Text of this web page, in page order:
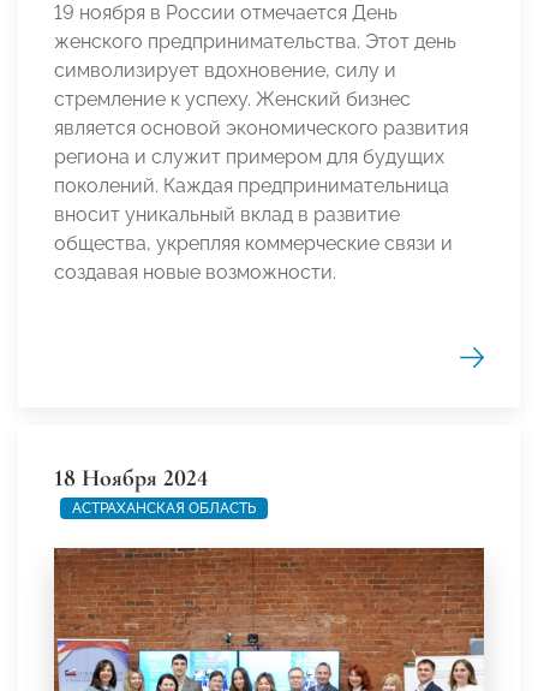
19 ноября в России отмечается День
женского предпринимательства. Этот день
символизирует вдохновение, силу и
стремление к успеху. Женский бизнес
является основой экономического развития
региона и служит примером для будущих
поколений. Каждая предпринимательница
вносит уникальный вклад в развитие
общества, укрепляя коммерческие связи и
создавая новые возможности.
18 Ноября 2024
АСТРАХАНСКАЯ ОБЛАСТЬ